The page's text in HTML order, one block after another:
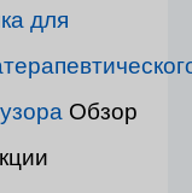
для
Обзор